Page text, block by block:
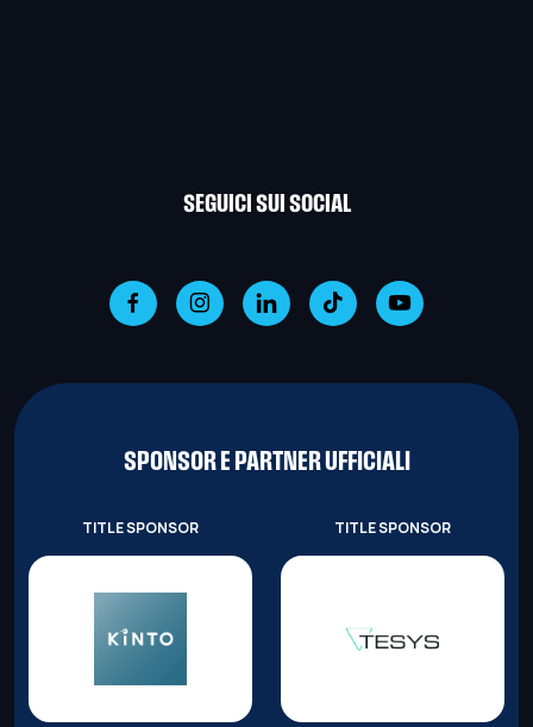
SEGUICI SUI SOCIAL
SPONSOR E PARTNER UFFICIALI
TITLE SPONSOR TITLE SPONSOR